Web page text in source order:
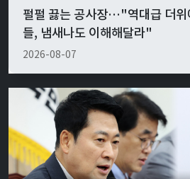
펄펄 끓는 공사장…"역대급 더위
들, 냄새나도 이해해달라"
2026-08-07